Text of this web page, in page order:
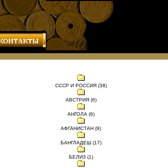
СССР И РОССИЯ (38)
АВСТРИЯ (6)
АНГОЛА (6)
АФГАНИСТАН (9)
БАНГЛАДЕШ (17)
БЕЛИЗ (1)